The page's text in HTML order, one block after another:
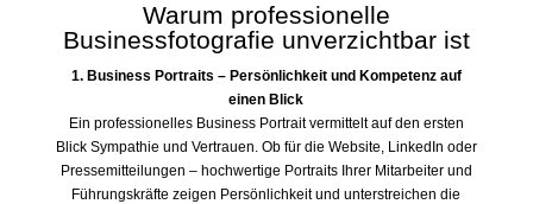
Warum professionelle
Businessfotografie unverzichtbar ist
1. Business Portraits – Persönlichkeit und Kompetenz auf
einen Blick
Ein professionelles Business Portrait vermittelt auf den ersten
Blick Sympathie und Vertrauen. Ob für die Website, LinkedIn oder
Pressemitteilungen – hochwertige Portraits Ihrer Mitarbeiter und
Führungskräfte zeigen Persönlichkeit und unterstreichen die